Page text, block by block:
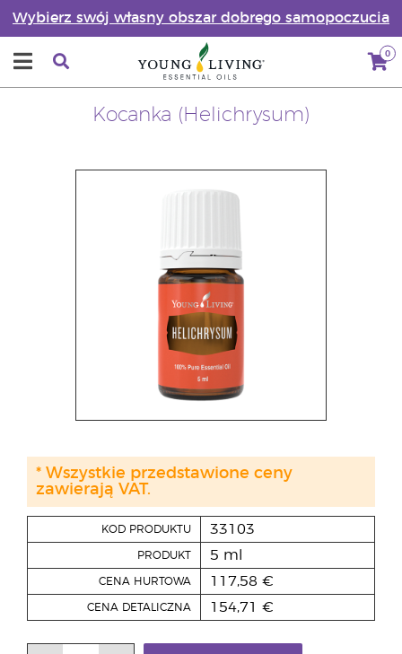
Wybierz swój własny obszar dobrego samopoczucia
0
Kocanka (Helichrysum)
KOD PRODUKTU 33103
PRODUKT 5 ml
CENA HURTOWA 117,58 €
CENA DETALICZNA 154,71 €
* Wszystkie przedstawione ceny
zawierają VAT.